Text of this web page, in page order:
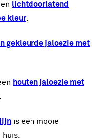
lichtdoorlatend
kleur.
gekleurde jaloezie met
houten jaloezie met
is een mooie